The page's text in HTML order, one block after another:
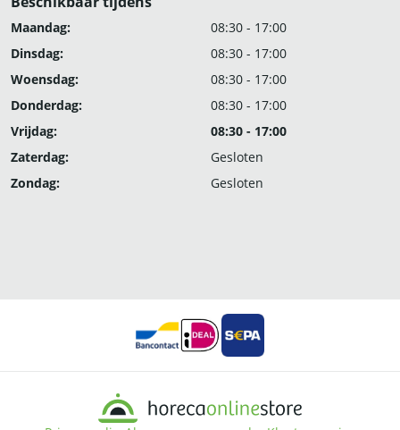
Maandag:
08:30 - 17:00
Dinsdag:
08:30 - 17:00
Woensdag:
08:30 - 17:00
Donderdag:
08:30 - 17:00
Vrijdag:
08:30 - 17:00
Zaterdag:
Gesloten
Zondag:
Gesloten